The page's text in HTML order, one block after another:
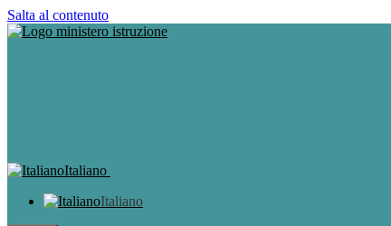
Salta al contenuto
Italiano
Italiano